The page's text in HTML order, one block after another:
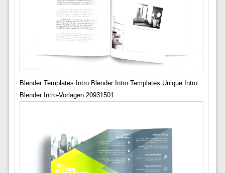
Blender Templates Intro Blender Intro Templates Unique Intro
Blender Intro-Vorlagen 20931501